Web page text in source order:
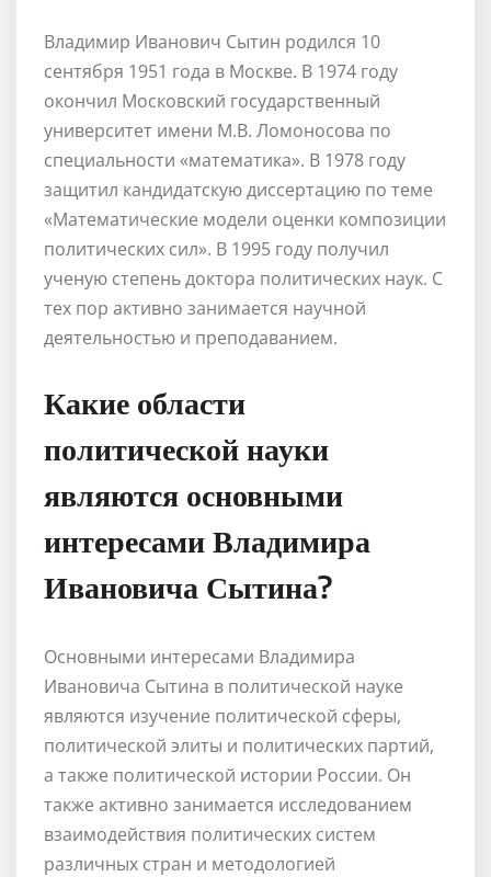
Владимир Иванович Сытин родился 10
сентября 1951 года в Москве. В 1974 году
окончил Московский государственный
университет имени М.В. Ломоносова по
специальности «математика». В 1978 году
защитил кандидатскую диссертацию по теме
«Математические модели оценки композиции
политических сил». В 1995 году получил
ученую степень доктора политических наук. С
тех пор активно занимается научной
деятельностью и преподаванием.
Какие области
политической науки
являются основными
интересами Владимира
Ивановича Сытина?
Основными интересами Владимира
Ивановича Сытина в политической науке
являются изучение политической сферы,
политической элиты и политических партий,
а также политической истории России. Он
также активно занимается исследованием
взаимодействия политических систем
различных стран и методологией